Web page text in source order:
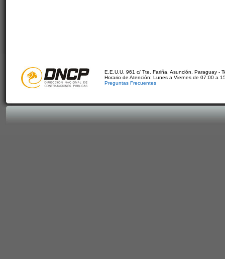
E.E.U.U. 961 c/ Tte. Fariña. Asunción, Paraguay -
Horario de Atención: Lunes a Viernes de 07:00 a
Preguntas Frecuentes